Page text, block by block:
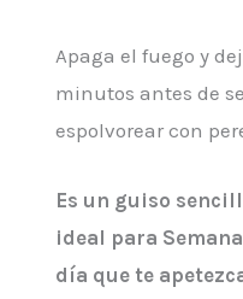
Apaga el fuego y
minutos antes de
espolvorear con
Es un guiso
ideal para
día que te